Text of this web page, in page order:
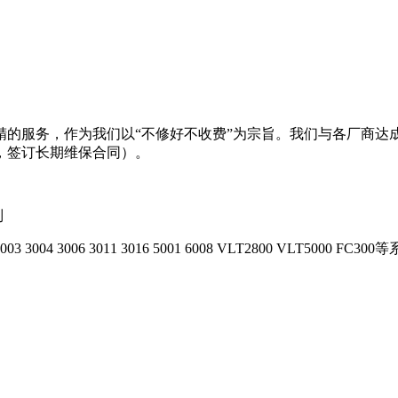
服务，作为我们以“不修好不收费”为宗旨。我们与各厂商
订长期维保合同）。
3004 3006 3011 3016 5001 6008 VLT2800 VLT5000 FC300等